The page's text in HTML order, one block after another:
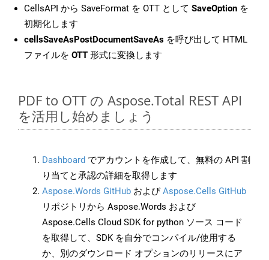
CellsAPI から SaveFormat を OTT として SaveOption を
初期化します
cellsSaveAsPostDocumentSaveAs を呼び出して HTML
ファイルを OTT 形式に変換します
PDF to OTT の Aspose.Total REST API
を活用し始めましょう
Dashboard でアカウントを作成して、無料の API 割
り当てと承認の詳細を取得します
Aspose.Words GitHub およびAspose.Cells GitHub
リポジトリから Aspose.Words および
Aspose.Cells Cloud SDK for python ソース コード
を取得して、SDK を自分でコンパイル/使用する
か、別のダウンロード オプションのリリースにア